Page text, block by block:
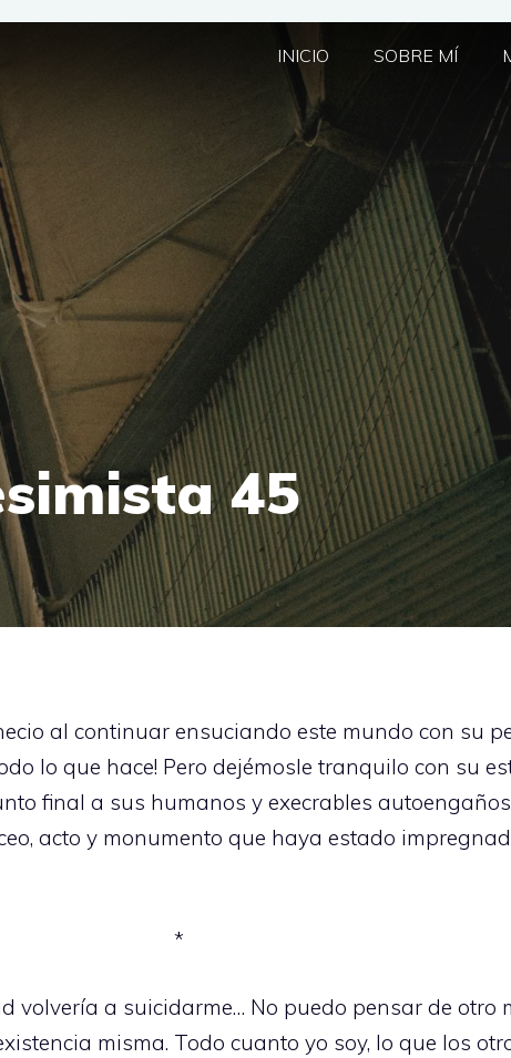
INICIO SOBRE MÍ
45
al continuar ensuciando este mundo con su
lo que hace! Pero dejémosle tranquilo con su
final a sus humanos y execrables
acto y monumento que haya estado
*
volvería a suicidarme… No puedo pensar de otro
misma. Todo cuanto yo soy, lo que los